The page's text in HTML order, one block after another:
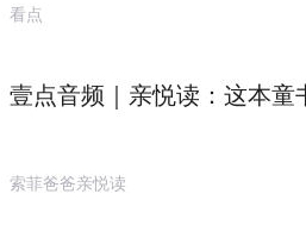
看点
壹点音频｜亲悦读：这本
索菲爸爸亲悦读